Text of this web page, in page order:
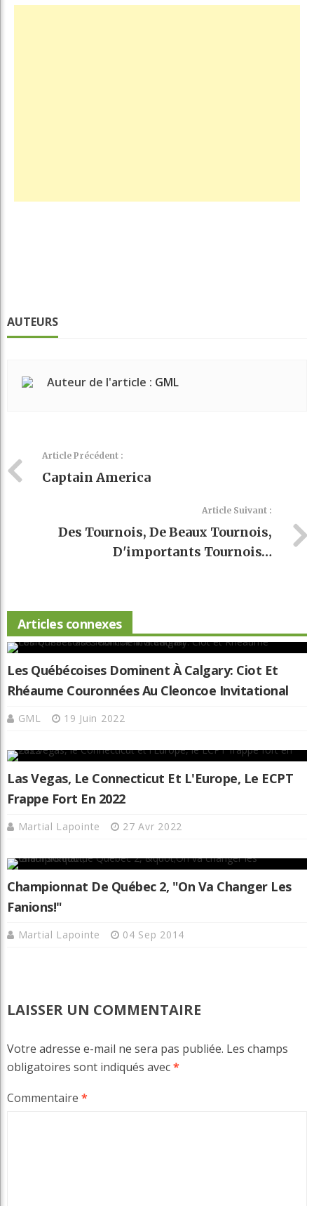
AUTEURS
Auteur de l'article : GML
Article Précédent :
Captain America
Article Suivant :
Des Tournois, De Beaux Tournois,
D'importants Tournois…
Articles connexes
Les Québécoises Dominent À Calgary: Ciot Et
Rhéaume Couronnées Au Cleoncoe Invitational
GML 19 Juin 2022
Las Vegas, Le Connecticut Et L'Europe, Le ECPT
Frappe Fort En 2022
Martial Lapointe 27 Avr 2022
Championnat De Québec 2, "On Va Changer Les
Fanions!"
Martial Lapointe 04 Sep 2014
LAISSER UN COMMENTAIRE
Votre adresse e-mail ne sera pas publiée. Les champs
obligatoires sont indiqués avec*
Commentaire *